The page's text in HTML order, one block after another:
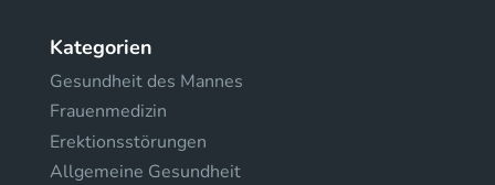
Kategorien
Gesundheit des Mannes
Frauenmedizin
Erektionsstörungen
Allgemeine Gesundheit